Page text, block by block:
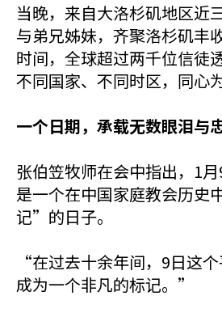
当晚，来自大洛杉矶地区近
与弟兄姊妹，齐聚洛杉矶丰
时间，全球超过两千位信徒
不同国家、不同时区，同心
一个日期，承载无数眼泪与
张伯笠牧师在会中指出，1
是一个在中国家庭教会历史
记”的日子。
“在过去十余年间，9日这
成为一个非凡的标记。”